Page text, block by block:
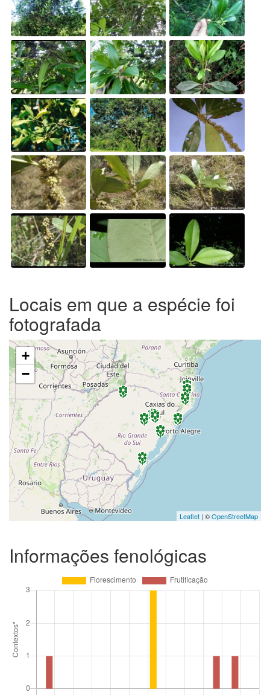
Locais em que a espécie foi
fotografada
+
−
Leaflet | ©OpenStreetMap
Informações fenológicas